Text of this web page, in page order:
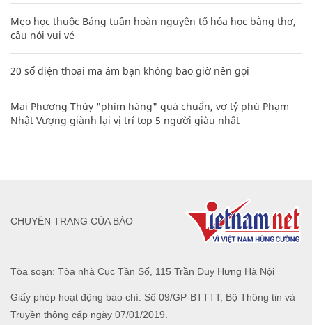
Mẹo học thuộc Bảng tuần hoàn nguyên tố hóa học bằng thơ,
câu nói vui vẻ
20 số điện thoại ma ám bạn không bao giờ nên gọi
Mai Phương Thúy "phím hàng" quá chuẩn, vợ tỷ phú Phạm
Nhật Vượng giành lại vị trí top 5 người giàu nhất
Tòa soạn: Tòa nhà Cục Tần Số, 115 Trần Duy Hưng Hà Nội
Giấy phép hoạt động báo chí: Số 09/GP-BTTTT, Bộ Thông tin và
Truyền thông cấp ngày 07/01/2019.
CHUYÊN TRANG CỦA BÁO